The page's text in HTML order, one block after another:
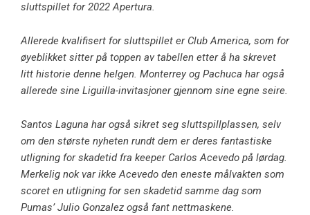
sluttspillet for 2022 Apertura.
Allerede kvalifisert for sluttspillet er Club America, som for
øyeblikket sitter på toppen av tabellen etter å ha skrevet
litt historie denne helgen. Monterrey og Pachuca har også
allerede sine Liguilla-invitasjoner gjennom sine egne seire.
Santos Laguna har også sikret seg sluttspillplassen, selv
om den største nyheten rundt dem er deres fantastiske
utligning for skadetid fra keeper Carlos Acevedo på lørdag.
Merkelig nok var ikke Acevedo den eneste målvakten som
scoret en utligning for sen skadetid samme dag som
Pumas’ Julio Gonzalez også fant nettmaskene.